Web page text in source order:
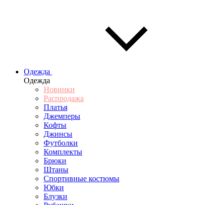
Одежда
Одежда
Новинки
Распродажа
Платья
Джемперы
Кофты
Джинсы
Футболки
Комплекты
Брюки
Штаны
Спортивные костюмы
Юбки
Блузки